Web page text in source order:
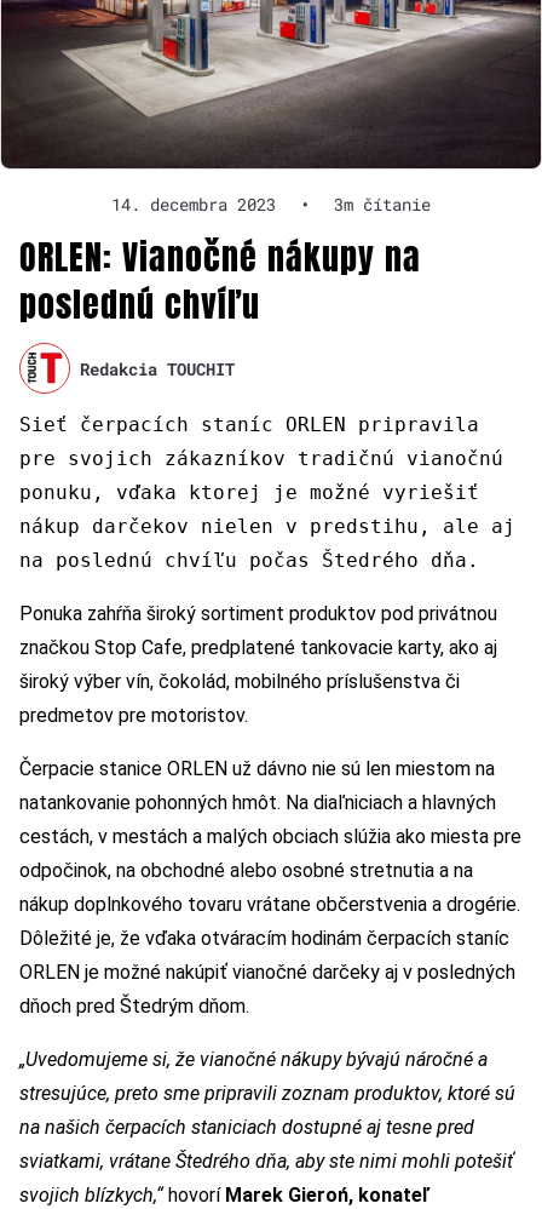
14. decembra 2023 • 3m čítanie
ORLEN: Vianočné nákupy na
poslednú chvíľu
Redakcia TOUCHIT
Sieť čerpacích staníc ORLEN pripravila
pre svojich zákazníkov tradičnú vianočnú
ponuku, vďaka ktorej je možné vyriešiť
nákup darčekov nielen v predstihu, ale aj
na poslednú chvíľu počas Štedrého dňa.
Ponuka zahŕňa široký sortiment produktov pod privátnou
značkou Stop Cafe, predplatené tankovacie karty, ako aj
široký výber vín, čokolád, mobilného príslušenstva či
predmetov pre motoristov.
Čerpacie stanice ORLEN už dávno nie sú len miestom na
natankovanie pohonných hmôt. Na diaľniciach a hlavných
cestách, v mestách a malých obciach slúžia ako miesta pre
odpočinok, na obchodné alebo osobné stretnutia a na
nákup doplnkového tovaru vrátane občerstvenia a drogérie.
Dôležité je, že vďaka otváracím hodinám čerpacích staníc
ORLEN je možné nakúpiť vianočné darčeky aj v posledných
dňoch pred Štedrým dňom.
„Uvedomujeme si, že vianočné nákupy bývajú náročné a
stresujúce, preto sme pripravili zoznam produktov, ktoré sú
na našich čerpacích staniciach dostupné aj tesne pred
sviatkami, vrátane Štedrého dňa, aby ste nimi mohli potešiť
svojich blízkych,“hovorí Marek Gieroń, konateľ